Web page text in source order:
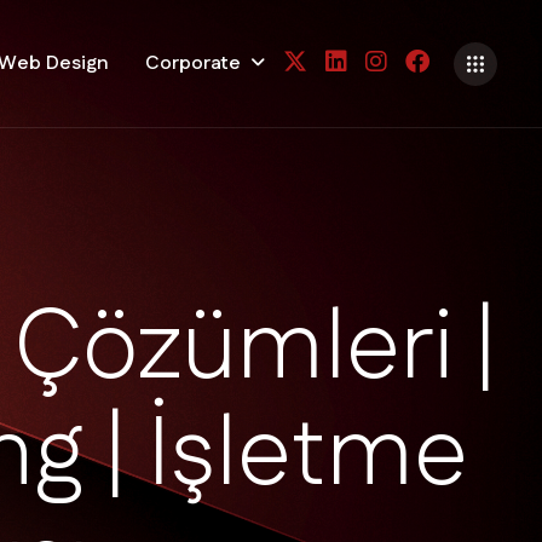
Design Corporate
Çözümleri |
g|İşletme